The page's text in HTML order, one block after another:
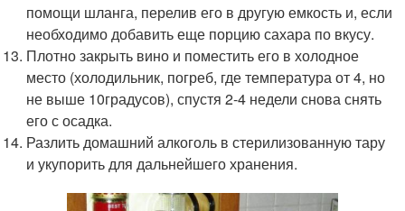
помощи шланга, перелив его в другую емкость и, если
необходимо добавить еще порцию сахара по вкусу.
Плотно закрыть вино и поместить его в холодное
место (холодильник, погреб, где температура от 4, но
не выше 10градусов), спустя 2-4 недели снова снять
его с осадка.
Разлить домашний алкоголь в стерилизованную тару
и укупорить для дальнейшего хранения.